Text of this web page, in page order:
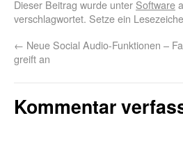
Dieser Beitrag wurde unter Software
verschlagwortet. Setze ein
← Neue Social Audio-Funktionen –
greift an
Kommentar